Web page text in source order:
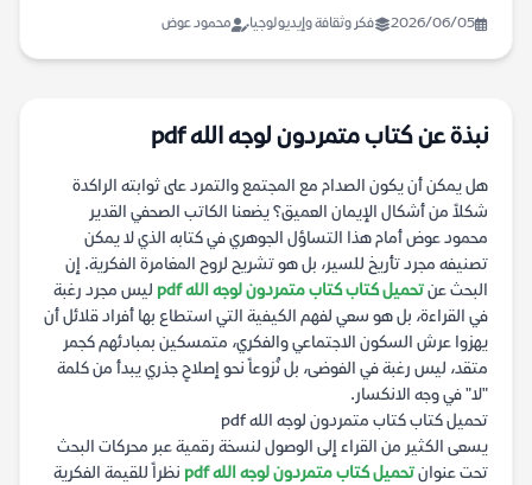
2026/06/05 فكر وثقافة وإيديولوجيا محمود عوض
نبذة عن كتاب متمردون لوجه الله pdf
هل يمكن أن يكون الصدام مع المجتمع والتمرد على ثوابته الراكدة
شكلاً من أشكال الإيمان العميق؟ يضعنا الكاتب الصحفي القدير
محمود عوض أمام هذا التساؤل الجوهري في كتابه الذي لا يمكن
تصنيفه مجرد تأريخ للسير، بل هو تشريح لروح المغامرة الفكرية. إن
البحث عنتحميل كتاب كتاب متمردون لوجه الله pdf
ليس مجرد رغبة
في القراءة، بل هو سعي لفهم الكيفية التي استطاع بها أفراد قلائل أن
يهزوا عرش السكون الاجتماعي والفكري، متمسكين بمبادئهم كجمر
متقد، ليس رغبة في الفوضى، بل نُزوعاً نحو إصلاحٍ جذري يبدأ من كلمة
"لا" في وجه الانكسار.
تحميل كتاب كتاب متمردون لوجه الله pdf
يسعى الكثير من القراء إلى الوصول لنسخة رقمية عبر محركات البحث
تحت عنوانتحميل كتاب متمردون لوجه الله pdf
نظراً للقيمة الفكرية